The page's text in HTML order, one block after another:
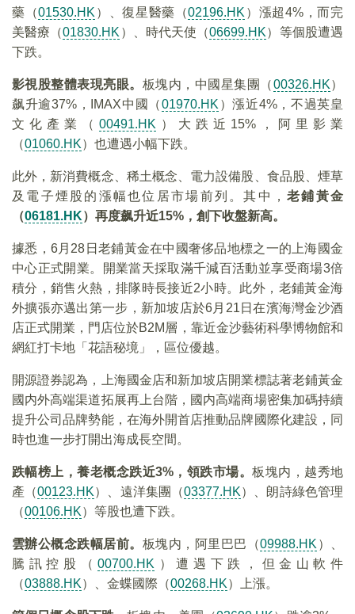
藥（01530.HK ）、復星醫藥（02196.HK ）漲超4%，而完
美醫療（01830.HK ）、時代天使（06699.HK）等個股遭遇
下跌。
影視股整體表現亮眼。 板塊内，中國星集團（00326.HK）
飙升逾37%，IMAX中國（01970.HK ）漲近4%，不過英皇
文化產業（ 00491.HK ）大跌近15%，阿里影業
（01060.HK）也遭遇小幅下跌。
此外，新消費概念、稀土概念、電力設備股、食品股、煙草
及電子煙股的漲幅也位居市場前列。其中，老鋪黃金
（06181.HK）再度飙升近15%，創下收盤新高。
據悉，6月28日老鋪黃金在中國奢侈品地標之一的上海國金
中心正式開業。開業當天採取滿千減百活動並享受商場3倍
積分，銷售火熱，排隊時長接近2小時。此外，老鋪黃金海
外擴張亦邁出第一步，新加坡店於6月21日在濱海灣金沙酒
店正式開業，門店位於B2M層，靠近金沙藝術科學博物館和
網紅打卡地「花語秘境」，區位優越。
開源證券認為，上海國金店和新加坡店開業標誌著老鋪黃金
國内外高端渠道拓展再上台階，國内高端商場密集加碼持續
提升公司品牌勢能，在海外開首店推動品牌國際化建設，同
時也進一步打開出海成長空間。
跌幅榜上，養老概念跌近3%，領跌市場。板塊内，越秀地
產（00123.HK）、遠洋集團（03377.HK）、朗詩綠色管理
（00106.HK）等股也遭下跌。
雲辦公概念跌幅居前。 板塊内，阿里巴巴（09988.HK ）、
騰訊控股（00700.HK ）遭遇下跌，但金山軟件
（03888.HK）、金蝶國際（00268.HK）上漲。